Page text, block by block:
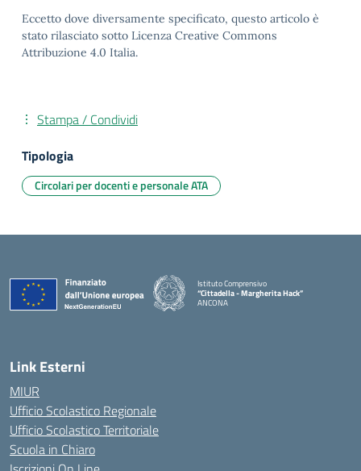
Eccetto dove diversamente specificato, questo articolo è
stato rilasciato sotto Licenza Creative Commons
Attribuzione 4.0 Italia.
Stampa / Condividi
Tipologia
Circolari per docenti e personale ATA
Istituto Comprensivo
“Cittadella - Margherita Hack”
ANCONA
Link Esterni
MIUR
Ufficio Scolastico Regionale
Ufficio Scolastico Territoriale
Scuola in Chiaro